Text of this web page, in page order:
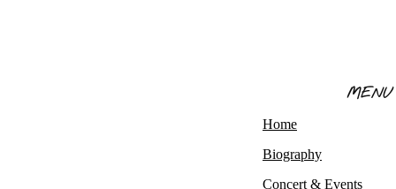
MENU
Home
Biography
Concert & Events